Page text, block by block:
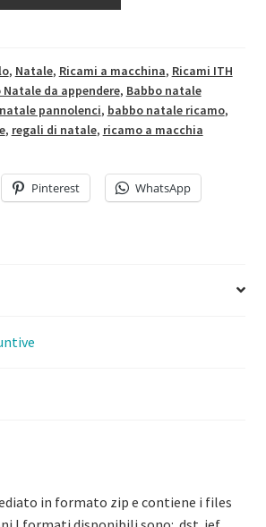
, Natale, Ricami a macchina, Ricami ITH
Natale da appendere, Babbo natale
pannolenci, babbo natale ricamo,
, regali di natale, ricamo a macchia
Pinterest WhatsApp
in formato zip e contiene i files